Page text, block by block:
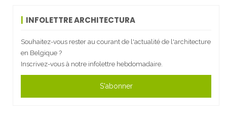
INFOLETTRE ARCHITECTURA
Souhaitez-vous rester au courant de l'actualité de l'architecture
en Belgique ?
Inscrivez-vous à notre infolettre hebdomadaire.
S'abonner